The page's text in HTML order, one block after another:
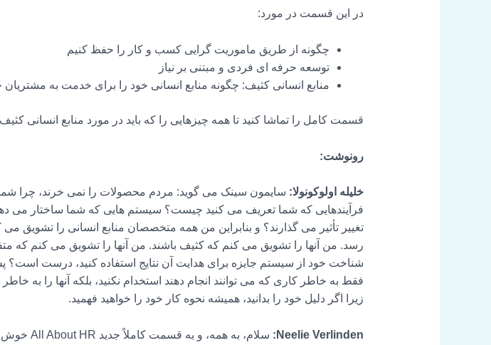
در این قسمت در مورد:
چگونه از طریق ماموریت گرایی کسب و کار را حفظ کنیم
توسعه حرفه ای فردی و مبتنی بر نیاز
منابع انسانی کثیف: چگونه منابع انسانی خود را برای خدمت به مشتریان
قسمت کامل را تماشا کنید تا همه چیزهایی را که باید در مورد منابع انسانی کثیف
رونوشت:
خلیله اولوکونولا: سایمون سینک می گوید: مردم محصولات را نمی خرند، چرا
فرآیندهایی که شما تعریف می کنید چیست؟ سیستم هایی که شما ساختار می
تغییر تأثیر می گذارند؟ و بنابراین من همه متخصصان منابع انسانی را
رسد. من آنها را تشویق می کنم که کثیف باشند. من آنها را تشویق می کنم که
شناخت خود از سیستم جایزه برای هدایت آن نتایج استفاده کنید، درست است؟ پس
فقط به خاطر کاری که می توانند انجام دهند استخدام نکنید، بلکه آنها را به
زیرا اگر دلیل خود را بدانید، همیشه نحوه کار خود را خواهید فهمید.
Neelie Verlinden: